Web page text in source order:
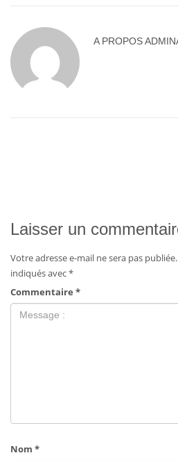
A PROPOS
Laisser un
Votre adresse e-mail ne sera pas publiée.
indiqués avec*
Commentaire *
Nom *